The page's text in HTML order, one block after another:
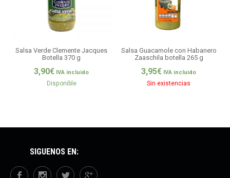
Salsa Verde Clemente Jacques
Botella 370 g
3,90€ IVA incluido
Disponible
Salsa Guacamole con Habanero
Zaaschila botella 265 g
3,95€ IVA incluido
Sin existencias
SÍGUENOS EN: